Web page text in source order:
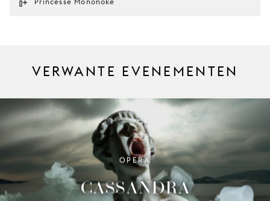
VERWANTE EVENEMENTEN
OPERA
CASSANDRA